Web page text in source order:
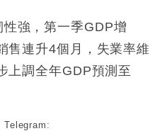
市撐日圓 4月單日斥6.28萬億
事快結束 承認部分彈藥庫存緊
再出手 斥4億美元押注未上市公
強，第一季GDP增
售連升4個月，失業率維
上調全年GDP預測至
Telegram: